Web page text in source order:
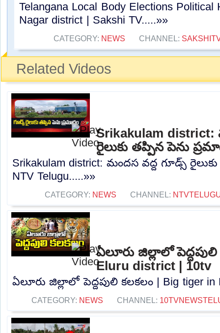
Telangana Local Body Elections Political
Nagar district | Sakshi TV.....»»
CATEGORY: NEWS CHANNEL:
Related Videos
Srikakulam district:
రైలుకు తప్పిన పెను
Srikakulam district: మందస వద్ద గూడ్స్
NTV Telugu.....»»
CATEGORY: NEWS CHANNEL:
ఏలూరు జిల్లాలో
Eluru district | 10tv
ఏలూరు జిల్లాలో పెద్దపులి కలకలం | Big tiger in
CATEGORY: NEWS CHANNEL: